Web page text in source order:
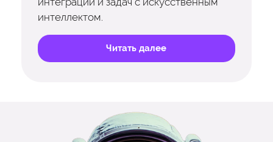
интеллектом.
Читать далее